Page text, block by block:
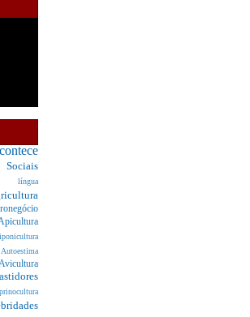
Autoestima